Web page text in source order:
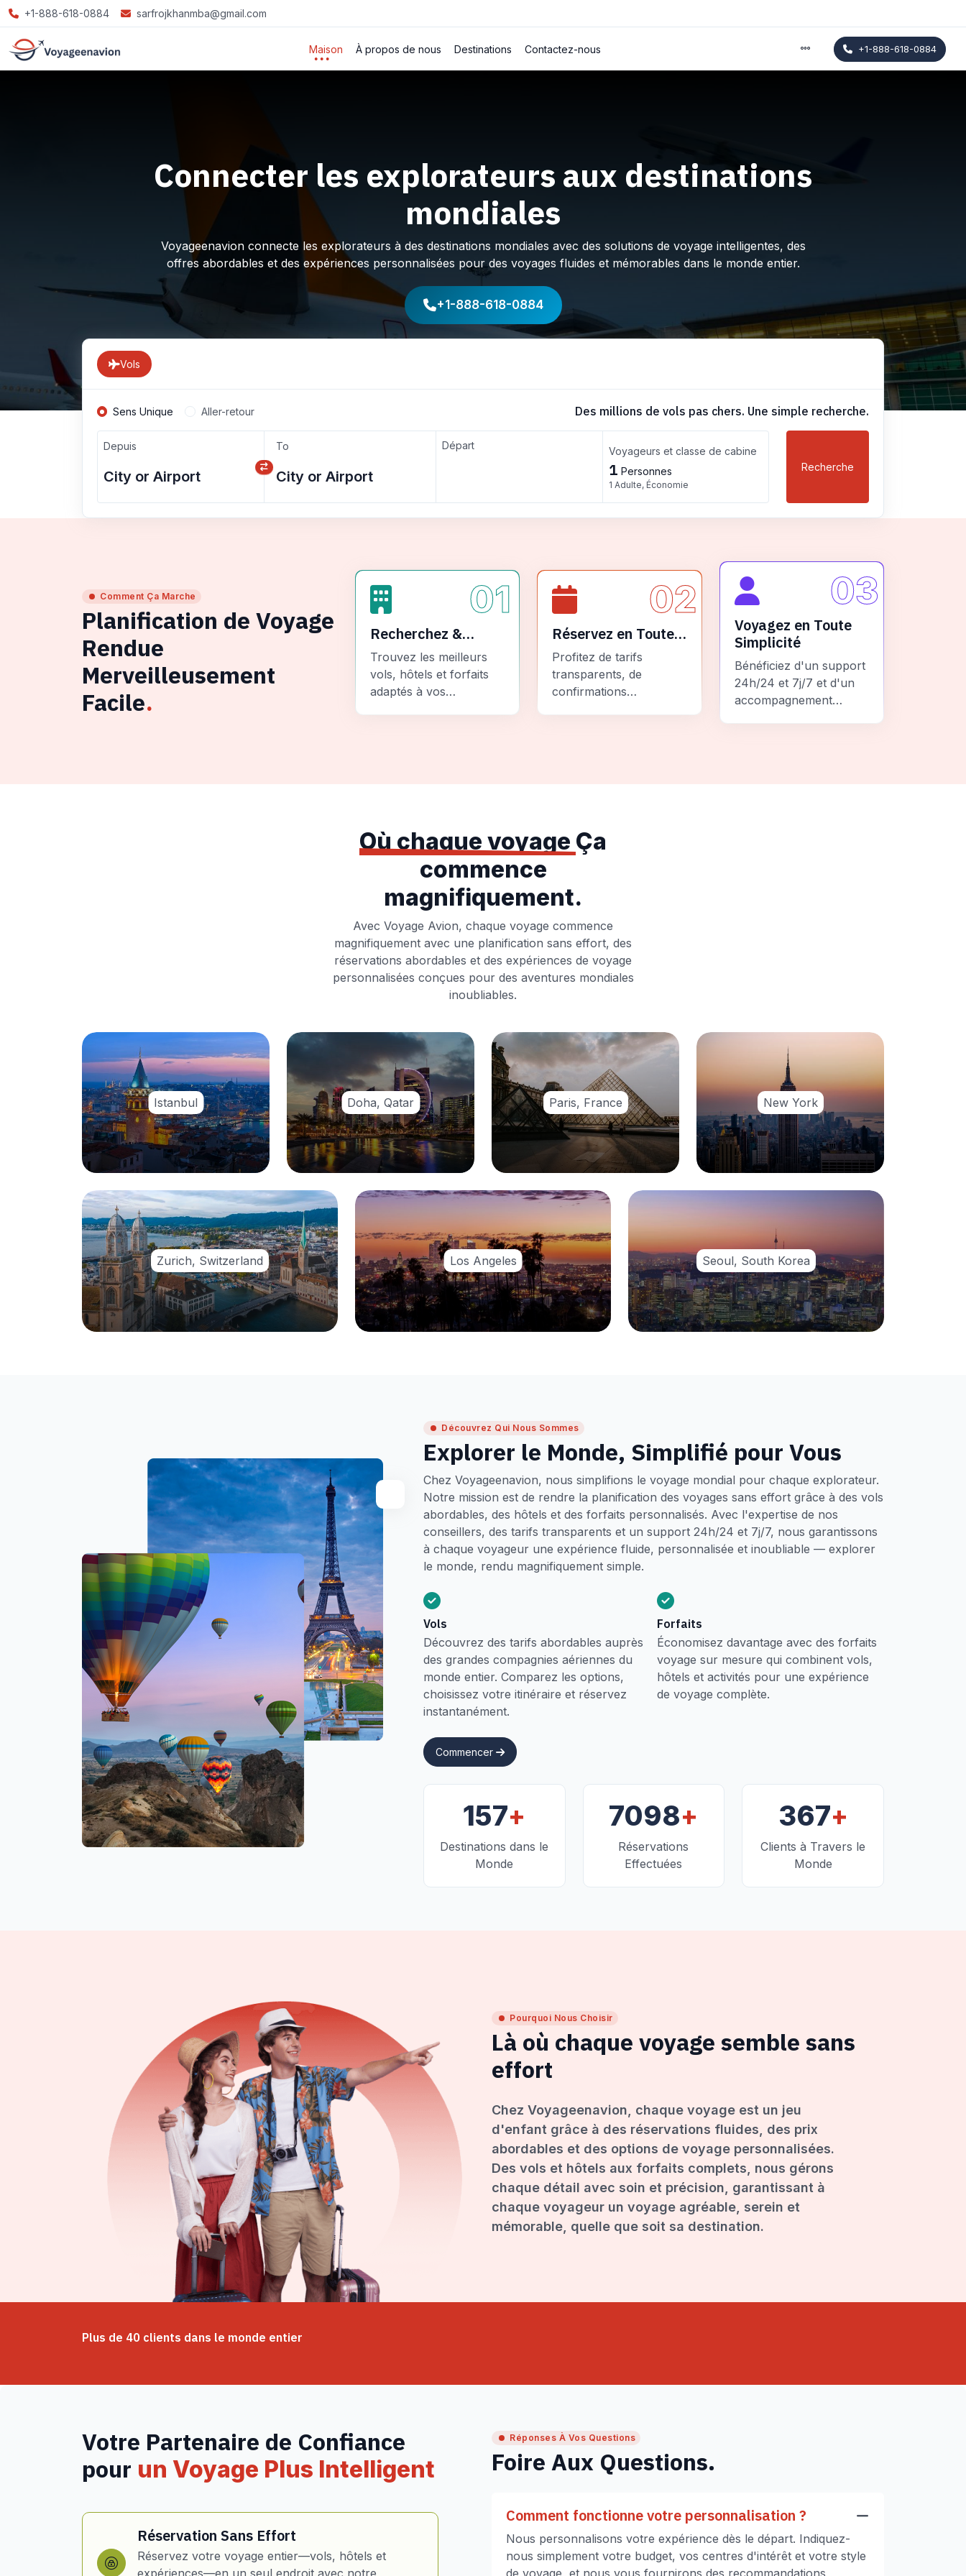
+1-888-618-0884 sarfrojkhanmba@gmail.com
Maison À propos de nous Destinations Contactez-nous +1-888-618-0884
Connecter les explorateurs aux destinations
mondiales
Voyageenavion connecte les explorateurs à des destinations mondiales avec des solutions de voyage intelligentes, des
offres abordables et des expériences personnalisées pour des voyages fluides et mémorables dans le monde entier.
+1-888-618-0884
Vols
Sens Unique Aller-retour Des millions de vols pas chers. Une simple recherche.
Depuis To Départ Voyageurs et classe de cabine
1 Personnes
1 Adulte, Économie
Recherche
Comment Ça Marche
Planification de Voyage
Rendue
Merveilleusement
Facile.
01
Recherchez &
Comparez
Trouvez les meilleurs
vols, hôtels et forfaits
adaptés à vos
02
Réservez en Toute
Sécurité
Profitez de tarifs
transparents, de
confirmations
03
Voyagez en Toute
Simplicité
Bénéficiez d'un support
24h/24 et 7j/7 et d'un
accompagnement
Où chaque voyage Ça
commence
magnifiquement.
Avec Voyage Avion, chaque voyage commence
magnifiquement avec une planification sans effort, des
réservations abordables et des expériences de voyage
personnalisées conçues pour des aventures mondiales
inoubliables.
Istanbul Doha, Qatar Paris, France New York
Zurich, Switzerland Los Angeles Seoul, South Korea
Découvrez Qui Nous Sommes
Explorer le Monde, Simplifié pour Vous
Chez Voyageenavion, nous simplifions le voyage mondial pour chaque explorateur.
Notre mission est de rendre la planification des voyages sans effort grâce à des vols
abordables, des hôtels et des forfaits personnalisés. Avec l'expertise de nos
conseillers, des tarifs transparents et un support 24h/24 et 7j/7, nous garantissons
à chaque voyageur une expérience fluide, personnalisée et inoubliable — explorer
le monde, rendu magnifiquement simple.
Vols
Découvrez des tarifs abordables auprès
des grandes compagnies aériennes du
monde entier. Comparez les options,
choisissez votre itinéraire et réservez
instantanément.
Forfaits
Économisez davantage avec des forfaits
voyage sur mesure qui combinent vols,
hôtels et activités pour une expérience
de voyage complète.
Commencer
157+
Destinations dans le
Monde
7098+
Réservations
Effectuées
367+
Clients à Travers le
Monde
Pourquoi Nous Choisir
Là où chaque voyage semble sans
effort
Chez Voyageenavion, chaque voyage est un jeu
d'enfant grâce à des réservations fluides, des prix
abordables et des options de voyage personnalisées.
Des vols et hôtels aux forfaits complets, nous gérons
chaque détail avec soin et précision, garantissant à
chaque voyageur un voyage agréable, serein et
mémorable, quelle que soit sa destination.
Plus de 40 clients dans le monde entier
Votre Partenaire de Confiance
pour un Voyage Plus Intelligent
Réservation Sans Effort
Réservez votre voyage entier—vols, hôtels et
expériences—en un seul endroit avec notre
Réponses À Vos Questions
Foire Aux Questions.
Comment fonctionne votre personnalisation ?
Nous personnalisons votre expérience dès le départ. Indiquez-
nous simplement votre budget, vos centres d'intérêt et votre style
de voyage, et nous vous fournirons des recommandations